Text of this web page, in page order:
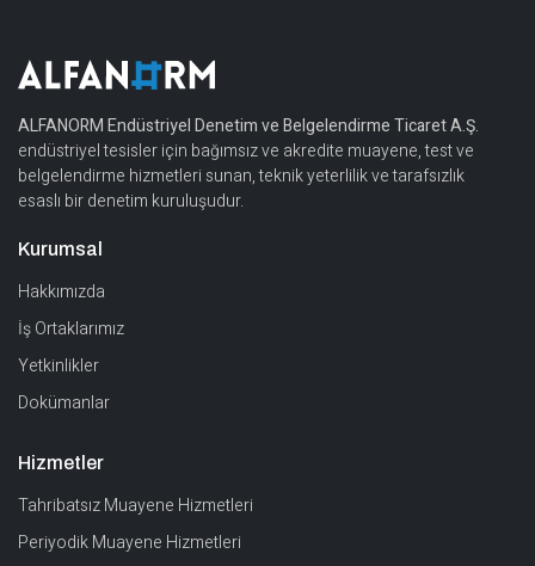
ALFANORM Endüstriyel Denetim ve Belgelendirme Ticaret A.Ş.
endüstriyel tesisler için bağımsız ve akredite muayene, test ve
belgelendirme hizmetleri sunan, teknik yeterlilik ve tarafsızlık
esaslı bir denetim kuruluşudur.
Kurumsal
Hakkımızda
İş Ortaklarımız
Yetkinlikler
Dokümanlar
Hizmetler
Tahribatsız Muayene Hizmetleri
Periyodik Muayene Hizmetleri